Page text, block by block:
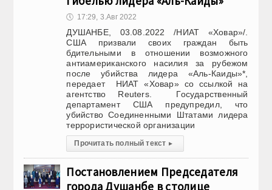
🕔 17:29, 3.Авг 2022
ДУШАНБЕ, 03.08.2022 /НИАТ «Ховар»/.
США призвали своих граждан быть
бдительными в отношении возможного
антиамериканского насилия за рубежом
после убийства лидера «Аль-Каиды»*,
передает НИАТ «Ховар» со ссылкой на
агентство Reuters. Государственный
департамент США предупредил, что
убийство Соединенными Штатами лидера
террористической организации
Прочитать полный текст ▸
Постановлением Председателя
города Душанбе в столице